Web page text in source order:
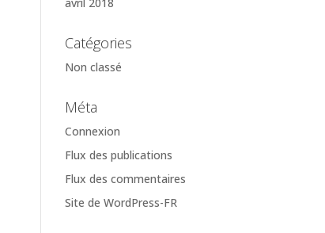
Catégories
Non classé
Méta
Connexion
Flux des publications
Flux des commentaires
Site de WordPress-FR